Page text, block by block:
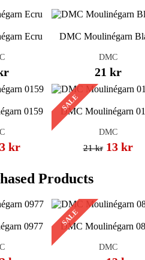
Ecru DMC Moulinégarn
DMC
21 kr
0159
kr
SALE
DMC Moulinégarn
DMC
21 kr 13 kr
Products
0977 SALE
DMC Moulinégarn
DMC